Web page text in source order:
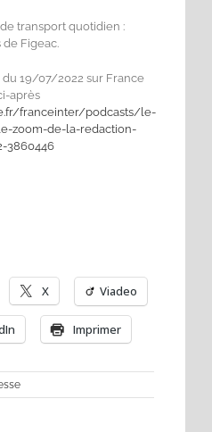
transport quotidien :
Figeac.
du 19/07/2022 sur France
après
franceinter/podcasts/le-
zoom-de-la-redaction-
3860446
X Viadeo
Imprimer